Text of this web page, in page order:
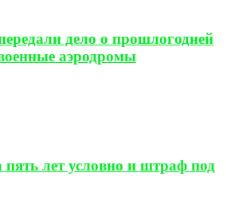
дело о прошлогодней
аэродромы
лет условно и штраф под